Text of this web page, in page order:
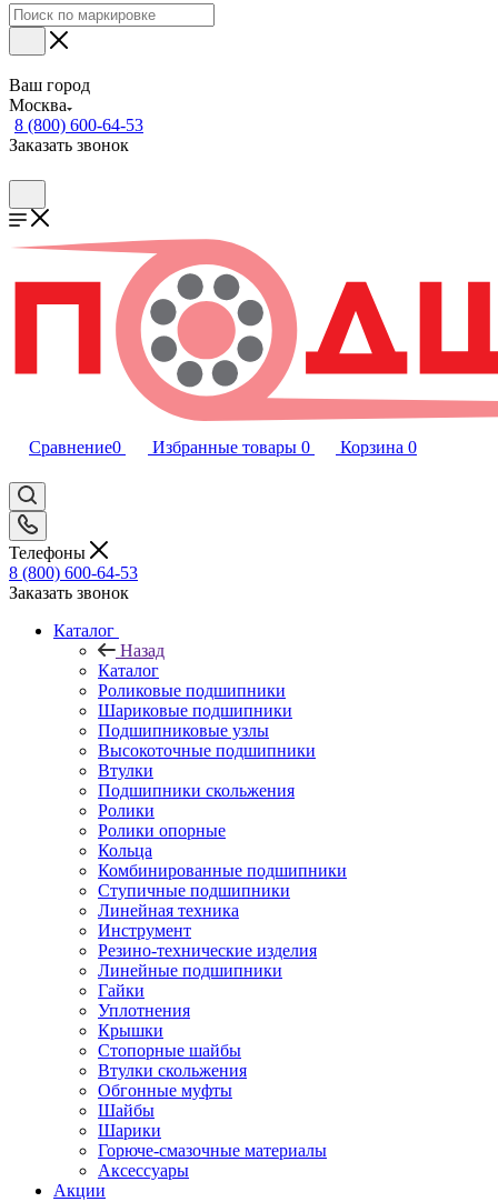
Ваш город
Москва
8 (800) 600-64-53
Заказать звонок
Сравнение0 Избранные товары 0 Корзина 0
Телефоны
8 (800) 600-64-53
Заказать звонок
Каталог
Назад
Каталог
Роликовые подшипники
Шариковые подшипники
Подшипниковые узлы
Высокоточные подшипники
Втулки
Подшипники скольжения
Ролики
Ролики опорные
Кольца
Комбинированные подшипники
Ступичные подшипники
Линейная техника
Инструмент
Резино-технические изделия
Линейные подшипники
Гайки
Уплотнения
Крышки
Стопорные шайбы
Втулки скольжения
Обгонные муфты
Шайбы
Шарики
Горюче-смазочные материалы
Аксессуары
Акции